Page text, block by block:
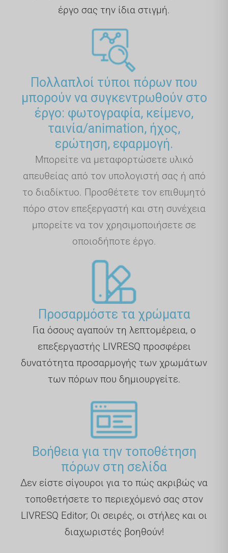
έργο σας την ίδια στιγμή.
Πολλαπλοί τύποι πόρων που
μπορούν να συγκεντρωθούν στο
έργο: φωτογραφία, κείμενο,
ταινία/animation, ήχος,
ερώτηση, εφαρμογή.
Μπορείτε να μεταφορτώσετε υλικό
απευθείας από τον υπολογιστή σας ή από
το διαδίκτυο. Προσθέτετε τον επιθυμητό
πόρο στον επεξεργαστή και στη συνέχεια
μπορείτε να τον χρησιμοποιήσετε σε
οποιοδήποτε έργο.
Προσαρμόστε τα χρώματα
Για όσους αγαπούν τη λεπτομέρεια, ο
επεξεργαστής LIVRESQ προσφέρει
δυνατότητα προσαρμογής των χρωμάτων
των πόρων που δημιουργείτε.
Βοήθεια για την τοποθέτηση
πόρων στη σελίδα
Δεν είστε σίγουροι για το πώς ακριβώς να
τοποθετήσετε το περιεχόμενό σας στον
LIVRESQ Editor; Οι σειρές, οι στήλες και οι
διαχωριστές βοηθούν!